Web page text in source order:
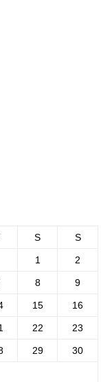
S S
1 2
8 9
15 16
22 23
29 30